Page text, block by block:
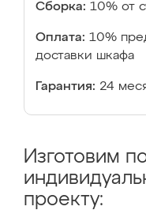
Сборка: 10% от
Оплата: 10%
доставки шкафа
Гарантия: 24
Изготовим
проекту: